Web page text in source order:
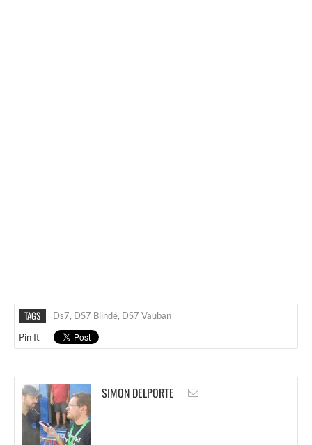
TAGS Ds7, DS7 Blindé, DS7 Vauban
Pin It
SIMON DELPORTE